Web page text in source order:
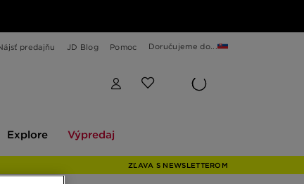
predajňu JD Blog Pomoc Doručujeme do...
Explore Výpredaj
ZĽAVA S NEWSLETTEROM